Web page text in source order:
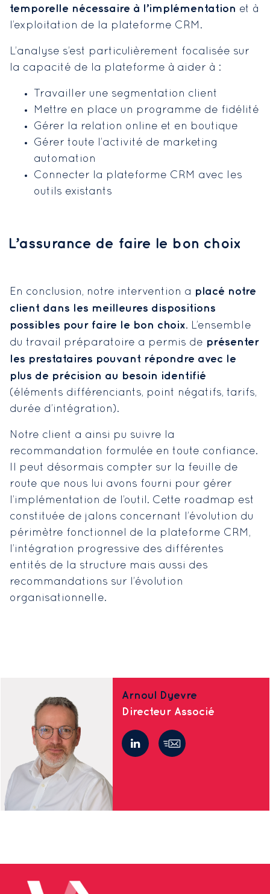
temporelle nécessaire à l’implémentation et à
l’exploitation de la plateforme CRM.
L’analyse s’est particulièrement focalisée sur
la capacité de la plateforme à aider à :
Travailler une segmentation client
Mettre en place un programme de fidélité
Gérer la relation online et en boutique
Gérer toute l’activité de marketing
automation
Connecter la plateforme CRM avec les
outils existants
L’assurance de faire le bon choix
En conclusion, notre intervention a placé notre
client dans les meilleures dispositions
possibles pour faire le bon choix. L’ensemble
du travail préparatoire a permis de présenter
les prestataires pouvant répondre avec le
plus de précision au besoin identifié
(éléments différenciants, point négatifs, tarifs,
durée d’intégration).
Notre client a ainsi pu suivre la
recommandation formulée en toute confiance.
Il peut désormais compter sur la feuille de
route que nous lui avons fourni pour gérer
l’implémentation de l’outil. Cette roadmap est
constituée de jalons concernant l’évolution du
périmètre fonctionnel de la plateforme CRM,
l’intégration progressive des différentes
entités de la structure mais aussi des
recommandations sur l’évolution
organisationnelle.
Arnoul Dyevre
Directeur Associé